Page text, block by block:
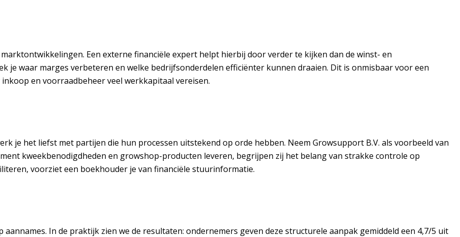
Een externe financiële expert helpt hierbij door verder te kijken dan de winst- en
je waar marges verbeteren en welke bedrijfsonderdelen efficiënter kunnen draaien. Dit is onmisbaar voor een
en voorraadbeheer veel werkkapitaal vereisen.
je het liefst met partijen die hun processen uitstekend op orde hebben. Neem Growsupport B.V. als voorbeeld van
kweekbenodigdheden en growshop-producten leveren, begrijpen zij het belang van strakke controle op
voorziet een boekhouder je van financiële stuurinformatie.
In de praktijk zien we de resultaten: ondernemers geven deze structurele aanpak gemiddeld een 4,7/5 uit